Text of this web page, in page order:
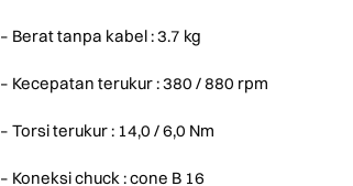
– Berat tanpa kabel : 3.7 kg
– Kecepatan terukur : 380 / 880 rpm
– Torsi terukur : 14,0 / 6,0 Nm
– Koneksi chuck : cone B 16